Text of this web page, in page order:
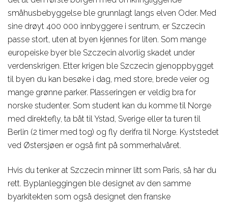
småhusbebyggelse ble grunnlagt langs elven Oder. Med
sine drøyt 400 000 innbyggere i sentrum, er Szczecin
passe stort, uten at byen kjennes for liten. Som mange
europeiske byer ble Szczecin alvorlig skadet under
verdenskrigen. Etter krigen ble Szczecin gjenoppbygget
til byen du kan besøke i dag, med store, brede veier og
mange grønne parker. Plasseringen er veldig bra for
norske studenter. Som student kan du komme til Norge
med direktefly, ta båt til Ystad, Sverige eller ta turen til
Berlin (2 timer med tog) og fly derifra til Norge. Kyststedet
ved Østersjøen er også fint på sommerhalvåret.
Hvis du tenker at Szczecin minner litt som Paris, så har du
rett. Byplanleggingen ble designet av den samme
byarkitekten som også designet den franske